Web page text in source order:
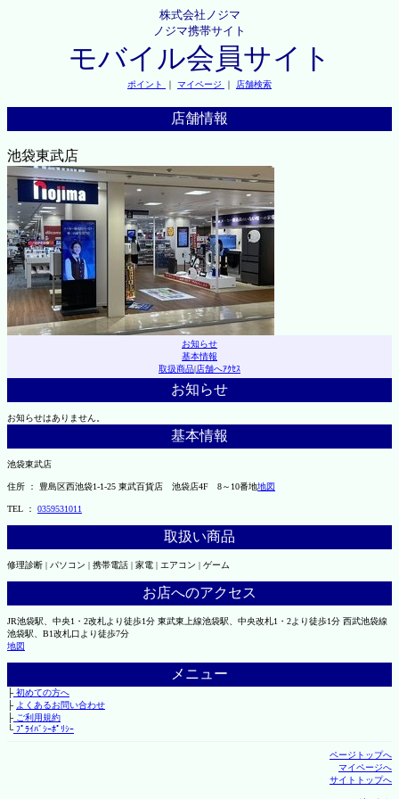
株式会社ノジマ
ノジマ携帯サイト
モバイル会員サイト
ポイント ｜ マイページ ｜ 店舗検索
店舗情報
池袋東武店
お知らせ
基本情報
取扱商品|店舗へｱｸｾｽ
お知らせ
お知らせはありません。
基本情報
池袋東武店
住所 ： 豊島区西池袋1-1-25 東武百貨店 池袋店4F 8～10番地地図
TEL ： 0359531011
取扱い商品
修理診断 | パソコン | 携帯電話 | 家電 | エアコン | ゲーム
お店へのアクセス
JR池袋駅、中央1・2改札より徒歩1分 東武東上線池袋駅、中央改札1・2より徒歩1分 西武池袋線
池袋駅、B1改札口より徒歩7分
地図
メニュー
├初めての方へ
├ よくあるお問い合わせ
├ご利用規約
└ﾌﾟﾗｲﾊﾞｼｰﾎﾟﾘｼｰ
ページトップへ
マイページへ
サイトトップへ